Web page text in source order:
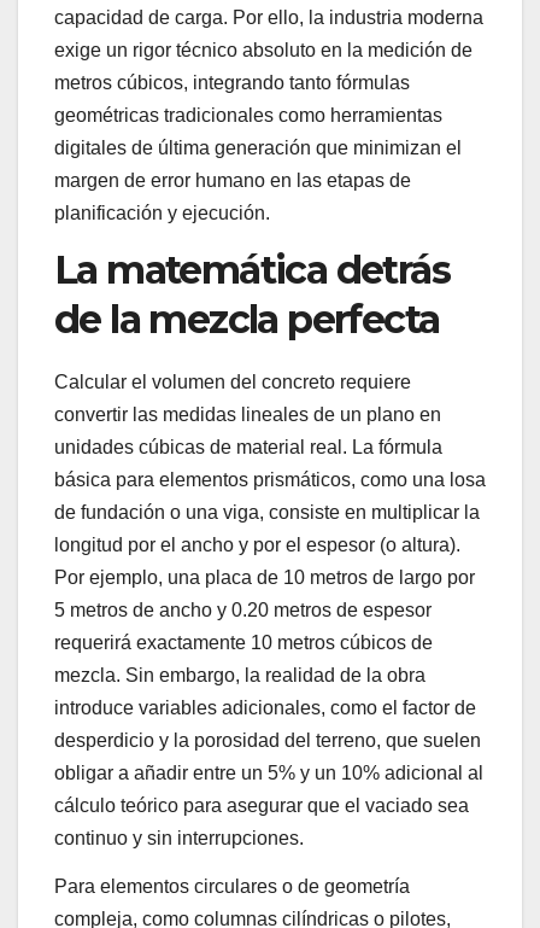
capacidad de carga. Por ello, la industria moderna
exige un rigor técnico absoluto en la medición de
metros cúbicos, integrando tanto fórmulas
geométricas tradicionales como herramientas
digitales de última generación que minimizan el
margen de error humano en las etapas de
planificación y ejecución.
La matemática detrás
de la mezcla perfecta
Calcular el volumen del concreto requiere
convertir las medidas lineales de un plano en
unidades cúbicas de material real. La fórmula
básica para elementos prismáticos, como una losa
de fundación o una viga, consiste en multiplicar la
longitud por el ancho y por el espesor (o altura).
Por ejemplo, una placa de 10 metros de largo por
5 metros de ancho y 0.20 metros de espesor
requerirá exactamente 10 metros cúbicos de
mezcla. Sin embargo, la realidad de la obra
introduce variables adicionales, como el factor de
desperdicio y la porosidad del terreno, que suelen
obligar a añadir entre un 5% y un 10% adicional al
cálculo teórico para asegurar que el vaciado sea
continuo y sin interrupciones.
Para elementos circulares o de geometría
compleja, como columnas cilíndricas o pilotes,